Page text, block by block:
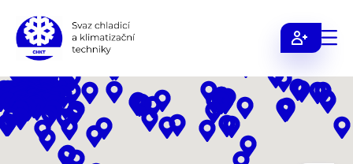
Svaz
chladicí
klimatizační
techniky